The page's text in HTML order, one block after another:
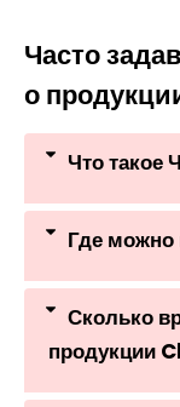
Часто
о
Что такое
Где
Сколько
продукции